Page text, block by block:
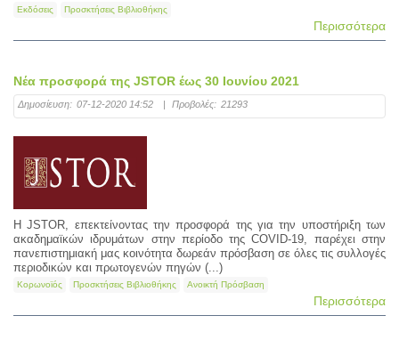
Εκδόσεις Προσκτήσεις Βιβλιοθήκης
Περισσότερα
Νέα προσφορά της JSTOR έως 30 Ιουνίου 2021
Δημοσίευση: 07-12-2020 14:52 | Προβολές: 21293
Η JSTOR, επεκτείνοντας την προσφορά της για την υποστήριξη των
ακαδημαϊκών ιδρυμάτων στην περίοδο της COVID-19, παρέχει στην
πανεπιστημιακή μας κοινότητα δωρεάν πρόσβαση σε όλες τις συλλογές
περιοδικών και πρωτογενών πηγών (...)
Κορωνοϊός Προσκτήσεις Βιβλιοθήκης Ανοικτή Πρόσβαση
Περισσότερα